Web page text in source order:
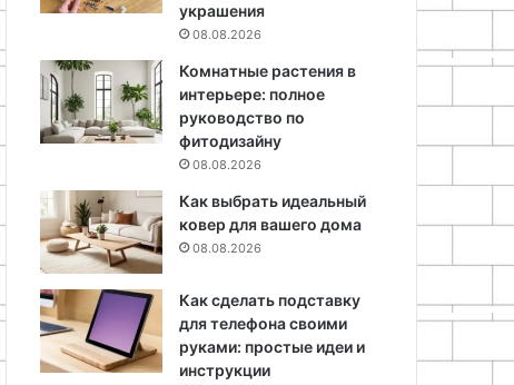
украшения
08.08.2026
Комнатные растения в
интерьере: полное
руководство по
фитодизайну
08.08.2026
Как выбрать идеальный
ковер для вашего дома
08.08.2026
Как сделать подставку
для телефона своими
руками: простые идеи и
инструкции